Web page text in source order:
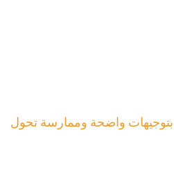
بتوجيهات واضحة وممارسة تحول